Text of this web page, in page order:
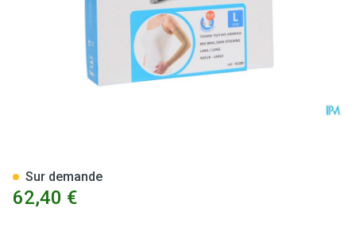
62,40 €
Sur demande